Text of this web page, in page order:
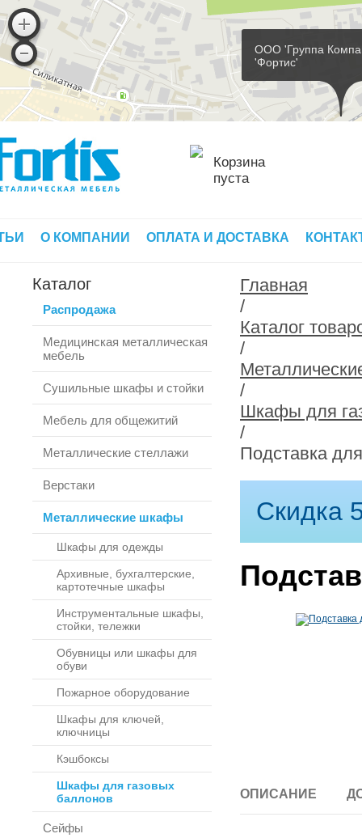
ООО 'Группа
'Фортис'
Корзина
пуста
О КОМПАНИИ ОПЛАТА И ДОСТАВКА
Каталог
Распродажа
Медицинская металлическая
мебель
Сушильные шкафы и стойки
Мебель для общежитий
Металлические стеллажи
Верстаки
Металлические шкафы
Шкафы для одежды
Архивные, бухгалтерские,
картотечные шкафы
Инструментальные шкафы,
стойки, тележки
Обувницы или шкафы для
обуви
Пожарное оборудование
Шкафы для ключей,
ключницы
Кэшбоксы
Шкафы для газовых
баллонов
Сейфы
Главная
/
Каталог
/
/
Шкафы для
/
Подставка
Скидка
ОПИСАНИЕ